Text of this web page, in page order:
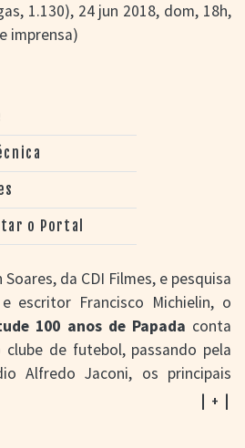
1.130), 24 jun 2018, dom, 18h,
imprensa)
o Portal
da CDI Filmes, e pesquisa
escritor Francisco Michielin, o
100 anos de Papada conta
de futebol, passando pela
Alfredo Jaconi, os principais
faz uma viagem ao passado e
| + |